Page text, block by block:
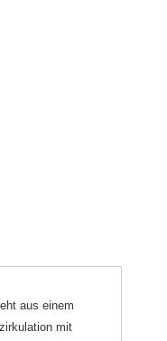
aus einem
mit